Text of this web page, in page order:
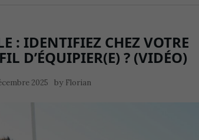
: IDENTIFIEZ CHEZ VOTRE
D’ÉQUIPIER(E) ? (VIDÉO)
2025 by Florian